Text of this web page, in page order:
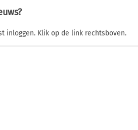
inloggen. Klik op de link rechtsboven.